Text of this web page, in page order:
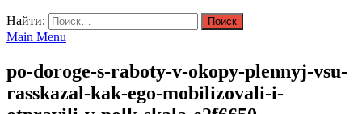
Найти:
Main Menu
po-doroge-s-raboty-v-okopy-plennyj-vsu-
rasskazal-kak-ego-mobilizovali-i-